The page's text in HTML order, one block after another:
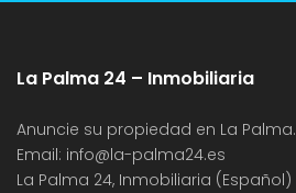
La Palma 24 – Inmobiliaria
Anuncie su propiedad en La Palma.
Email: info@la-palma24.es
La Palma 24, Inmobiliaria (Español)